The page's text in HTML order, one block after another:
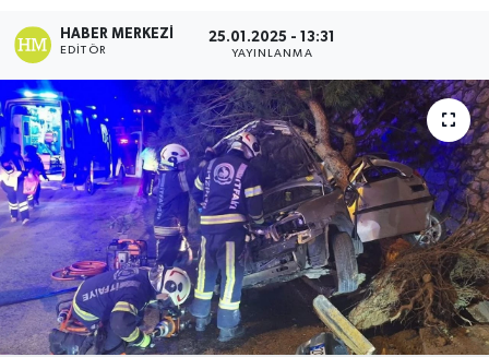
HABER MERKEZI
EDITÖR
25.01.2025 - 13:31
YAYINLANMA
ÖZEL HABER
DTO
RESMİ REKLAM